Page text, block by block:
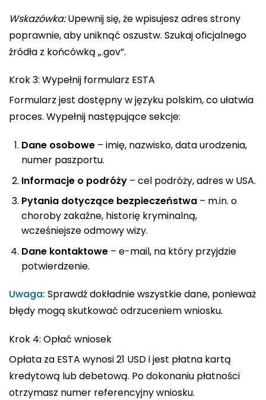
Wskazówka:Upewnij się, że wpisujesz adres strony
poprawnie, aby uniknąć oszustw. Szukaj oficjalnego
źródła z końcówką „.gov”.
Krok 3: Wypełnij formularz ESTA
Formularz jest dostępny w języku polskim, co ułatwia
proces. Wypełnij następujące sekcje:
Dane osobowe– imię, nazwisko, data urodzenia,
numer paszportu.
Informacje o podróży– cel podróży, adres w USA.
Pytania dotyczące bezpieczeństwa– m.in. o
choroby zakaźne, historię kryminalną,
wcześniejsze odmowy wizy.
Dane kontaktowe– e-mail, na który przyjdzie
potwierdzenie.
Uwaga: Sprawdź dokładnie wszystkie dane, ponieważ
błędy mogą skutkować odrzuceniem wniosku.
Krok 4: Opłać wniosek
Opłata za ESTA wynosi 21 USD i jest płatna kartą
kredytową lub debetową. Po dokonaniu płatności
otrzymasz numer referencyjny wniosku.